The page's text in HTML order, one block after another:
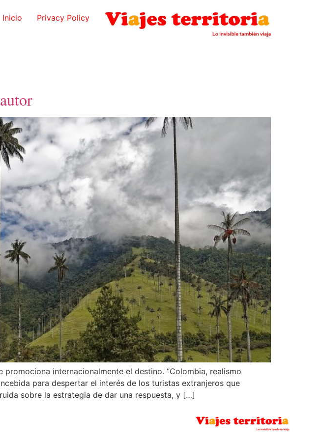
Inicio
Privacy Policy
internacionalmente el destino. “Colombia, realismo
para despertar el interés de los turistas extranjeros que
sobre la estrategia de dar una respuesta, y […]